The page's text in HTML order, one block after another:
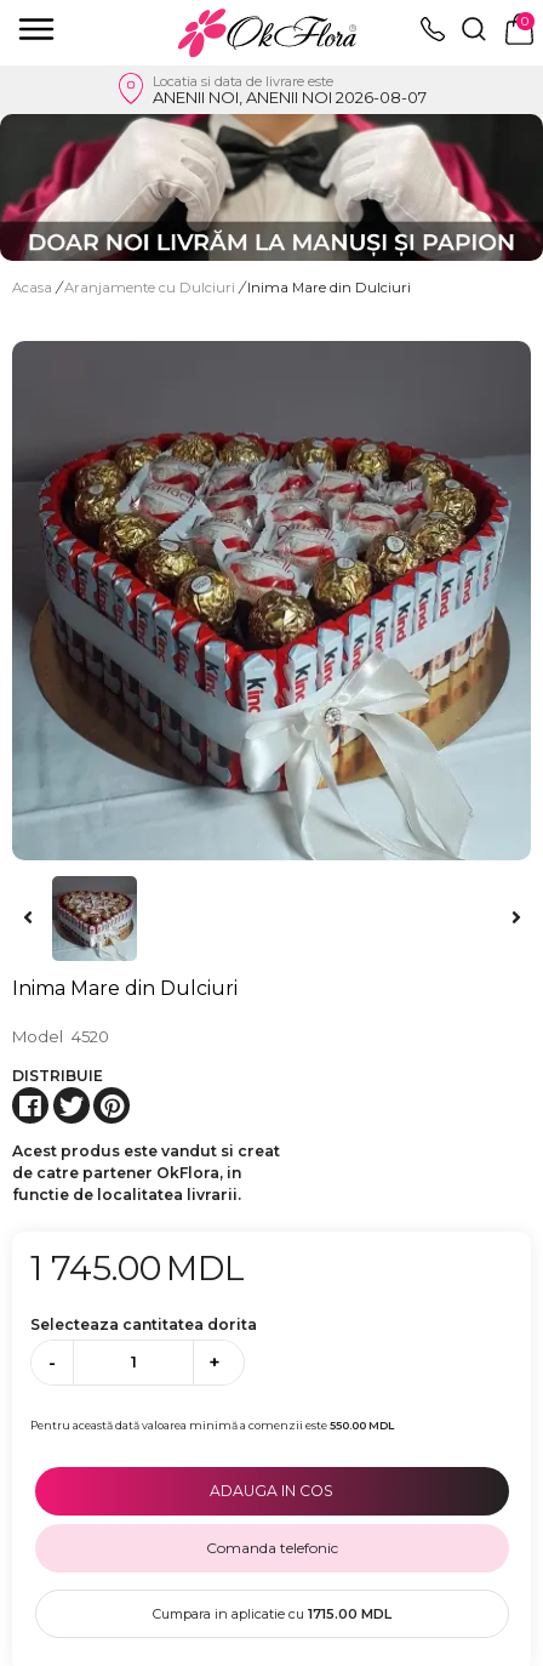
0
Locatia si data de livrare este
ANENII NOI, ANENII NOI 2026-08-07
Acasa / Aranjamente cu Dulciuri / Inima Mare din Dulciuri
Inima Mare din Dulciuri
Model 4520
DISTRIBUIE
Acest produs este vandut si creat
de catre partener OkFlora, in
functie de localitatea livrarii.
1 745.00 MDL
Selecteaza cantitatea dorita
- +
Pentru această dată valoarea minimă a comenzii este550.00MDL
ADAUGA IN COS
Comanda telefonic
Cumpara in aplicatie cu 1715.00 MDL